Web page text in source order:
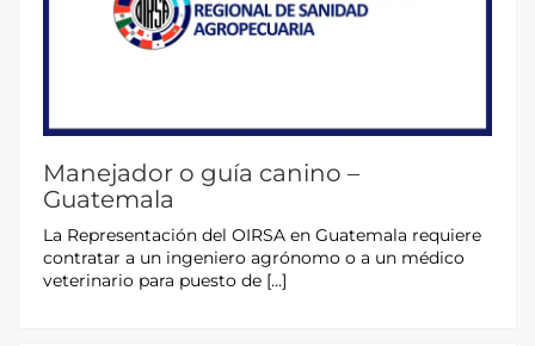
Manejador o guía canino –
Guatemala
La Representación del OIRSA en Guatemala requiere
contratar a un ingeniero agrónomo o a un médico
veterinario para puesto de […]